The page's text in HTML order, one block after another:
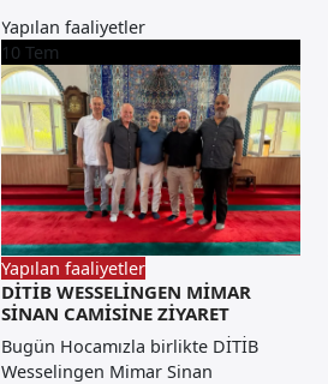
Yapılan faaliyetler
10 Tem
Yapılan faaliyetler
DİTİB WESSELİNGEN MİMAR
SİNAN CAMİSİNE ZİYARET
Bugün Hocamızla birlikte DİTİB
Wesselingen Mimar Sinan